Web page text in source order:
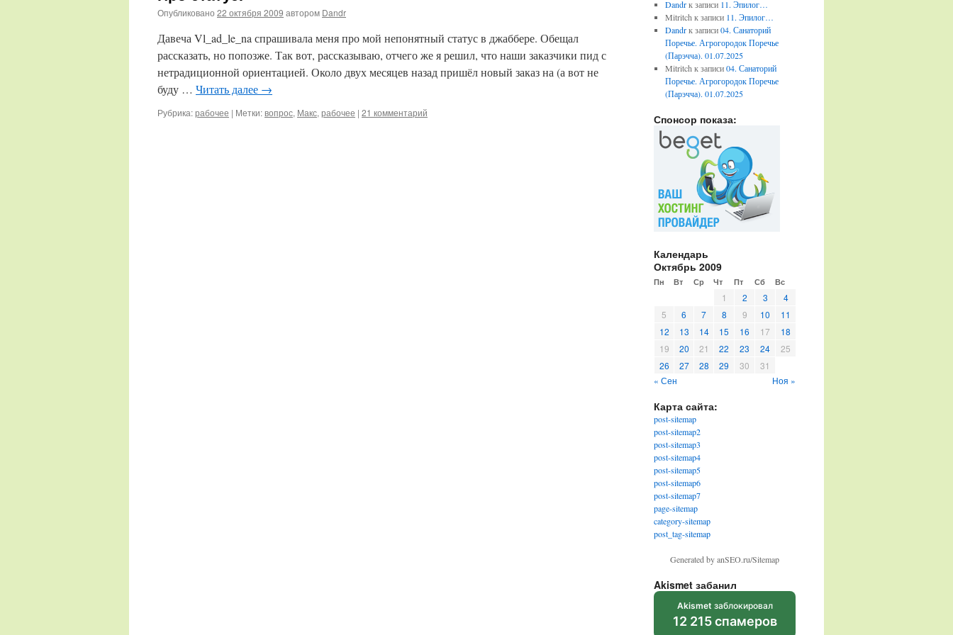
Опубликовано 22 октября 2009 автором Dandr
Давеча Vl_ad_le_na спрашивала меня про мой непонятный статус в джаббере. Обещал
рассказать, но попозже. Так вот, рассказываю, отчего же я решил, что наши заказчики пид с
нетрадиционной ориентацией. Около двух месяцев назад пришёл новый заказ на (а вот не
буду … Читать далее →
Рубрика:рабочее | Метки:вопрос, Макс, рабочее | 21 комментарий
Dandrк записи 11. Эпилог…
Mitritch к записи 11. Эпилог…
Dandrк записи04. Санаторий
Поречье. Агрогородок Поречье
(Парэчча). 01.07.2025
Mitritch к записи04. Санаторий
Поречье. Агрогородок Поречье
(Парэчча). 01.07.2025
Спонсор показа:
Календарь
Октябрь 2009
Пн Вт Ср Чт Пт Сб Вс
1 2 3
4
5
6 7 8 9 10
11
12
13 14 15 16 17
18
19
20 21 22 23 24
25
26
27 28 29 30
31
« Сен
Ноя »
Карта сайта:
post-sitemap
post-sitemap2
post-sitemap3
post-sitemap4
post-sitemap5
post-sitemap6
post-sitemap7
page-sitemap
category-sitemap
post_tag-sitemap
Generated by anSEO.ru/Sitemap
Akismet забанил
Akismet заблокировал
12 215 спамеров